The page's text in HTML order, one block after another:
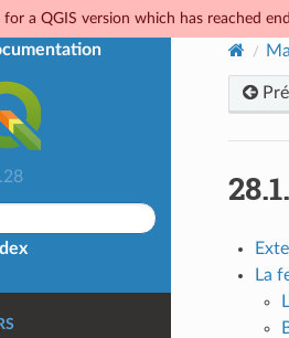
a QGIS version which has reached
28.1.
La